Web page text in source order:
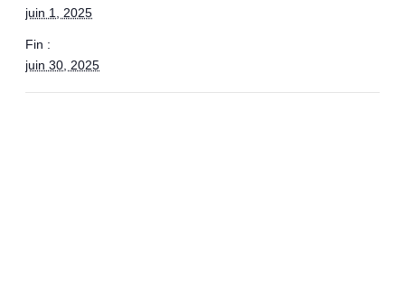
juin 1, 2025
Fin :
juin 30, 2025